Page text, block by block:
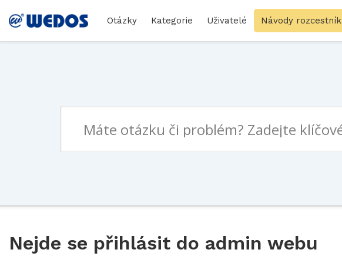
Otázky Kategorie Uživatelé Návody rozcestník
Nejde se přihlásit do admin webu